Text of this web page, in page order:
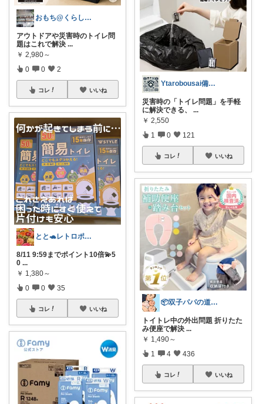
おもち@くらし快適
アウトドアや災害時のトイレ問
題はこれで解決 ...
￥ 2,980～
0 0 2
コレ いいね
とと🐢レトロポップとキッチン雑貨👒
8/11 9:59までポイント10倍💫5
0 ...
￥ 1,380～
0 0 35
コレ いいね
Ytarobousai備蓄食料、防災用品
災害時の「トイレ問題」を手軽
に解決できる、
...
￥ 2,550
1 0 121
コレ いいね
📦双子パパの道具箱/経由感謝です✨🙇
トイトレ中の外出問題 折りたた
み便座で解決 ...
￥ 1,490～
1 4 436
コレ いいね